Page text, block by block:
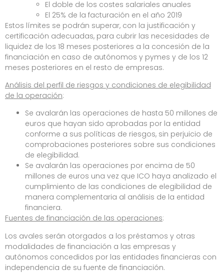
El doble de los costes salariales anuales
El 25% de la facturación en el año 2019
Estos límites se podrán superar, con la justificación y
certificación adecuadas, para cubrir las necesidades de
liquidez de los 18 meses posteriores a la concesión de la
financiación en caso de autónomos y pymes y de los 12
meses posteriores en el resto de empresas.
Análisis del perfil de riesgos y condiciones de elegibilidad
de la operación:
Se avalarán las operaciones de hasta 50 millones de
euros que hayan sido aprobadas por la entidad
conforme a sus políticas de riesgos, sin perjuicio de
comprobaciones posteriores sobre sus condiciones
de elegibilidad.
Se avalarán las operaciones por encima de 50
millones de euros una vez que ICO haya analizado el
cumplimiento de las condiciones de elegibilidad de
manera complementaria al análisis de la entidad
financiera.
Fuentes de financiación de las operaciones:
Los avales serán otorgados a los préstamos y otras
modalidades de financiación a las empresas y
autónomos concedidos por las entidades financieras con
independencia de su fuente de financiación.